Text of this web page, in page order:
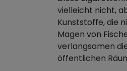
vielleicht nicht,
Kunststoffe, die
Magen von
verlangsamen
öffentlichen